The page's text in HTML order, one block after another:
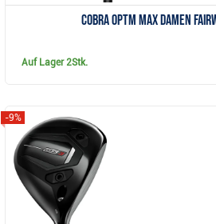
Cobra OPTM MAX Damen
Auf Lager 2Stk.
-9%